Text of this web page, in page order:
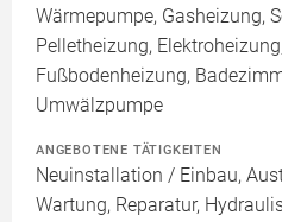
Wärmepumpe, Gasheizung,
Pelletheizung,
Fußbodenheizung,
Umwälzpumpe
ANGEBOTENE TÄTIGKEITEN
Neuinstallation / Einbau,
Wartung, Reparatur,